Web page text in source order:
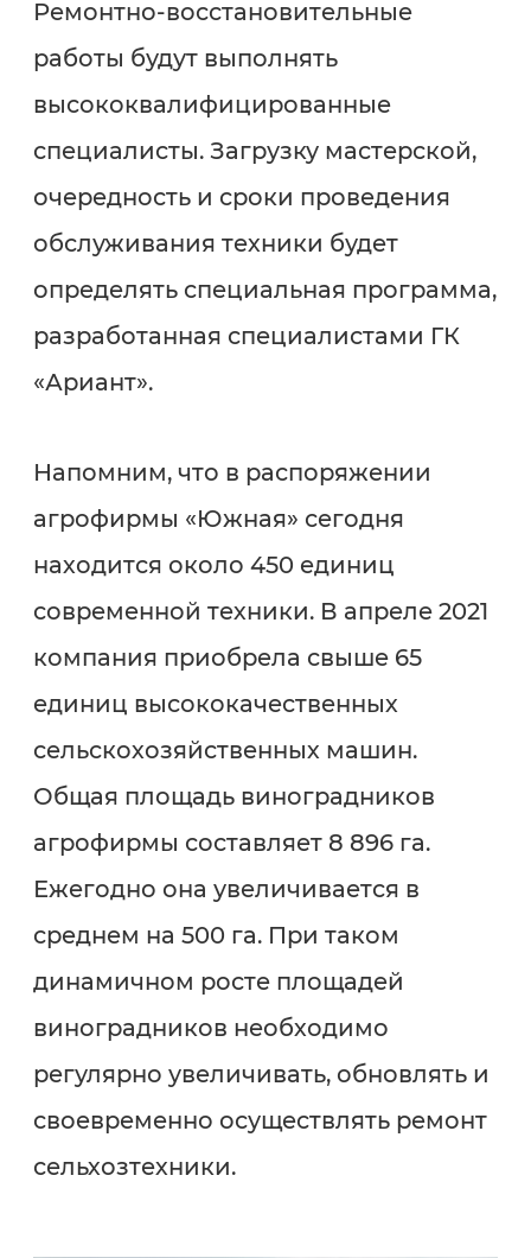
Ремонтно-восстановительные
работы будут выполнять
высококвалифицированные
специалисты. Загрузку мастерской,
очередность и сроки проведения
обслуживания техники будет
определять специальная программа,
разработанная специалистами ГК
«Ариант».
Напомним, что в распоряжении
агрофирмы «Южная» сегодня
находится около 450 единиц
современной техники. В апреле 2021
компания приобрела свыше 65
единиц высококачественных
сельскохозяйственных машин.
Общая площадь виноградников
агрофирмы составляет 8 896 га.
Ежегодно она увеличивается в
среднем на 500 га. При таком
динамичном росте площадей
виноградников необходимо
регулярно увеличивать, обновлять и
своевременно осуществлять ремонт
сельхозтехники.